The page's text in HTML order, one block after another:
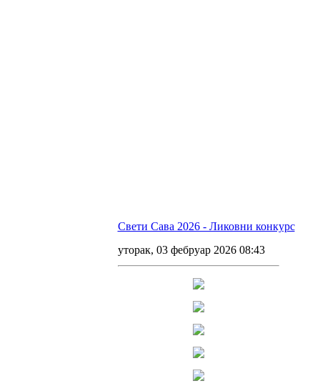
Свети Сава 2026 - Ликовни конкурс
уторак, 03 фебруар 2026 08:43